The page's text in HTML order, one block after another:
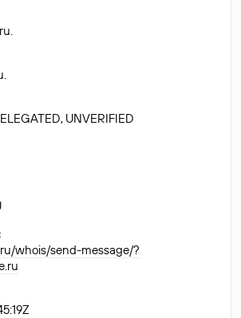
UNVERIFIED
whois/send-message/?